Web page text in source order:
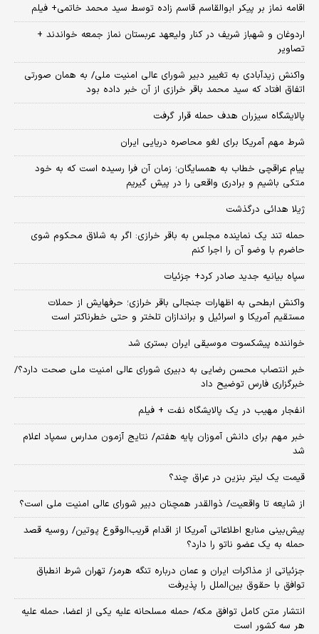
اقامه نماز بر پیکر ابوالقاسم قاسم زاده توسط سید محمد خاتمی+ فیلم
اردوغان و شهباز شریف در کنار ولیعهد عربستان نماز جمعه خواندند +
تصاویر
واکنش زیدآبادی به تغییر دبیر شورای عالی امنیت ملی/ به همان صورتی
اتفاق افتاد که سید محمد باقر خرازی از آن خبر داده بود
پالایشگاه سیزران هدف حمله قرار گرفت
شرط مهم آمریکا برای لغو محاصره دریایی ایران
پیام عراقچی خطاب به همسایگان؛ زمان آن فرا رسیده است که به خود
متکی باشیم و برادری واقعی را در پیش گیریم
ژیلا هدائی درگذشت
حمله تند یک نماینده مجلس به باقر خرازی: اگر به شلاق محکوم شوی
حاضرم با وضو آن را اجرا کنم
سپاه بیانیه جدید صادر کرد+ جزئیات
واکنش ابطحی به اظهارات جنجالی باقر خرازی؛ حرفهایش از حملات
مستقیم آمریکا و اسرائیل و براندازان تلختر و حتی خطرناکتر است
خواننده پیشکسوت موسیقی ایران بستری شد
خبر انتصاب محسن رضایی به دبیری شورای عالی امنیت ملی صحت دارد؟/
خبرگزاری فارس توضیح داد
انفجار مهیب در یک پالایشگاه نفت + فیلم
خبر مهم برای دانش آموزان پایه هفتم/ نتایج آزمون مدارس سمپاد اعلام
شد
قیمت یک لیتر بنزین در عراق چند؟
از شایعه تا واقعیت/ ذوالقدر همچنان دبیر شورای ‌عالی امنیت ملی است؟
پیش‌بینی منابع اطلاعاتی آمریکا از اقدام قریب‌الوقوع پوتین/ روسیه قصد
حمله به یک عضو ناتو را دارد؟
جزئیاتی از مذاکرات ایران و عمان درباره تنگه هرمز/ تهران شرط انطباق
توافق با حقوق بین‌الملل را پذیرفت
انتشار متن کامل توافق مکه/ حمله مسلحانه علیه یکی از اعضا، حمله علیه
هر سه کشور است